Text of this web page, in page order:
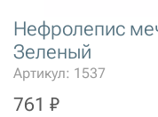
Нефролепис
Зеленый
Артикул: 1537
761 ₽